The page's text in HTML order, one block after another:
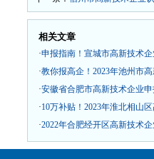
相关文章
·申报指南！宣城市高新技术
·教你报高企！2023年池州市
·安徽省合肥市高新技术企业
·10万补贴！2023年淮北相山
·2022年合肥经开区高新技术